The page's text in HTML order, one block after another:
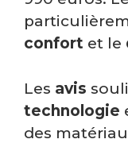
confort et le
Les avis
technologie
des